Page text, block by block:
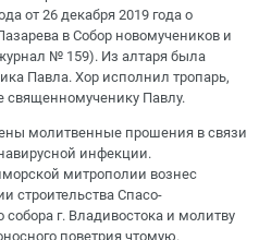
от 26 декабря 2019 года о
в Собор новомучеников и
№ 159). Из алтаря была
Павла. Хор исполнил тропарь,
священномученику Павлу.
молитвенные прошения в связи
инфекции.
митрополии вознес
строительства Спасо-
г. Владивостока и молитву
поветрия чтомую.